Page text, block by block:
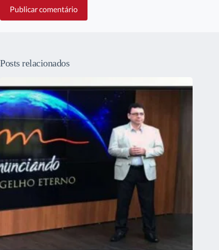
Publicar comentário
Posts relacionados